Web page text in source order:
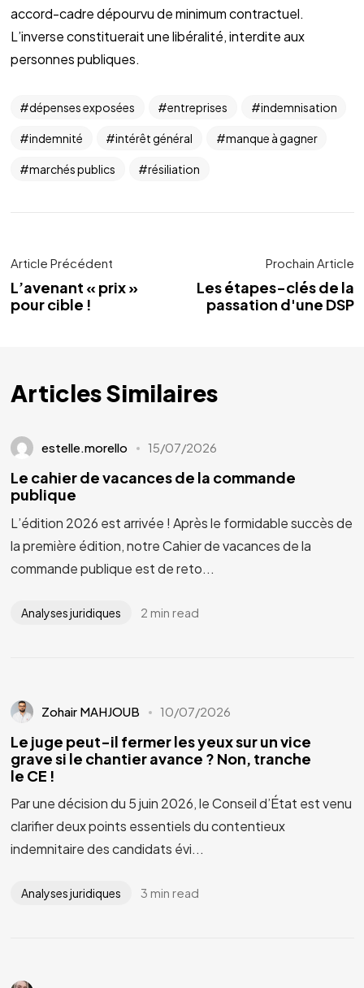
accord-cadre dépourvu de minimum contractuel.
L’inverse constituerait une libéralité, interdite aux
personnes publiques.
dépenses exposées entreprises indemnisation
indemnité intérêt général manque à gagner
marchés publics résiliation
Article Précédent
L’avenant « prix »
pour cible !
Prochain Article
Les étapes-clés de la
passation d'une DSP
Articles Similaires
estelle.morello 15/07/2026
Le cahier de vacances de la commande
publique
L’édition 2026 est arrivée ! Après le formidable succès de
la première édition, notre Cahier de vacances de la
commande publique est de reto...
Analyses juridiques 2 min read
Zohair MAHJOUB 10/07/2026
Le juge peut-il fermer les yeux sur un vice
grave si le chantier avance ? Non, tranche
le CE !
Par une décision du 5 juin 2026, le Conseil d’État est venu
clarifier deux points essentiels du contentieux
indemnitaire des candidats évi...
Analyses juridiques 3 min read